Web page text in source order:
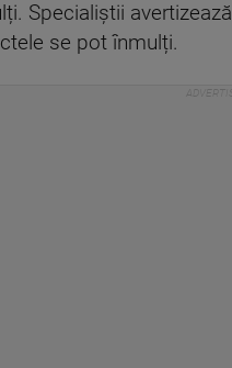
Specialiștii avertizează
se pot înmulți.